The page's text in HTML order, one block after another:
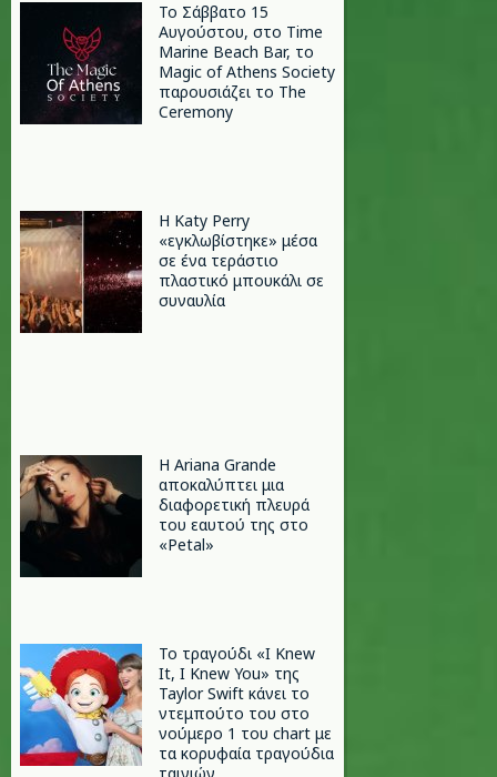
Το Σάββατο 15
Αυγούστου, στο Time
Marine Beach Bar, το
Magic of Athens Society
παρουσιάζει το The
Ceremony
H Katy Perry
«εγκλωβίστηκε» μέσα
σε ένα τεράστιο
πλαστικό μπουκάλι σε
συναυλία
Η Ariana Grande
αποκαλύπτει μια
διαφορετική πλευρά
του εαυτού της στο
«Petal»
Το τραγούδι «I Knew
It, I Knew You» της
Taylor Swift κάνει το
ντεμπούτο του στο
νούμερο 1 του chart με
τα κορυφαία τραγούδια